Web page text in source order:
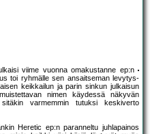
viime vuonna omakustanne ep:n
toi ryhmälle sen ansaitseman levytys-
keikkailun ja parin sinkun julkaisun
nimen käydessä näkyvän
varmemmin tutuksi keskiverto
Heretic ep:n paranneltu juhlapainos